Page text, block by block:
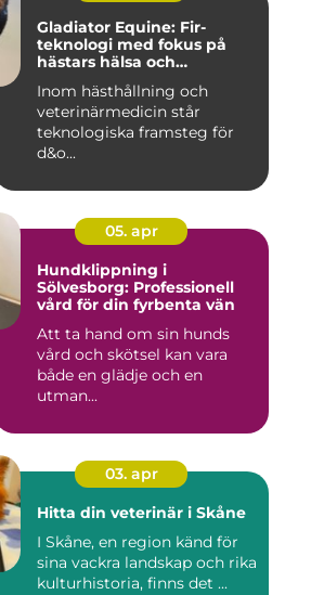
Gladiator Equine: Fir-
teknologi med fokus på
hästars hälsa och
Inom hästhållning och
veterinärmedicin står
teknologiska framsteg för
d&o...
05. apr
Hundklippning i
Sölvesborg: Professionell
vård för din fyrbenta vän
Att ta hand om sin hunds
vård och skötsel kan vara
både en glädje och en
utman...
03. apr
Hitta din veterinär i Skåne
I Skåne, en region känd för
sina vackra landskap och rika
kulturhistoria, finns det ...